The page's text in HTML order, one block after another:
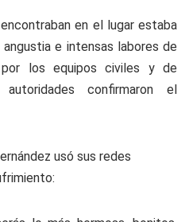
en el lugar estaba
angustia e intensas labores de
los equipos civiles y de
confirmaron el
usó sus redes